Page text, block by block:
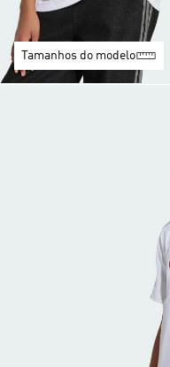
Tamanhos do modelo